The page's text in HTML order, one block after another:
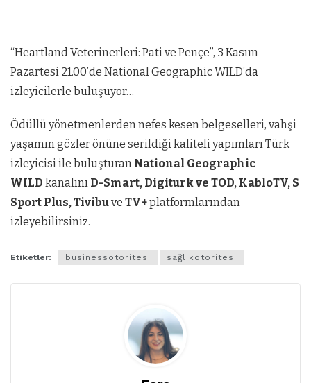
“Heartland Veterinerleri: Pati ve Pençe”, 3 Kasım
Pazartesi 21.00’de National Geographic WILD’da
izleyicilerle buluşuyor…
Ödüllü yönetmenlerden nefes kesen belgeselleri, vahşi
yaşamın gözler önüne serildiği kaliteli yapımları Türk
izleyicisi ile buluşturan National Geographic
WILD kanalını D-Smart, Digiturk ve TOD, KabloTV, S
Sport Plus, Tivibuve TV+platformlarından
izleyebilirsiniz.
Etiketler: businessotoritesi sağlıkotoritesi